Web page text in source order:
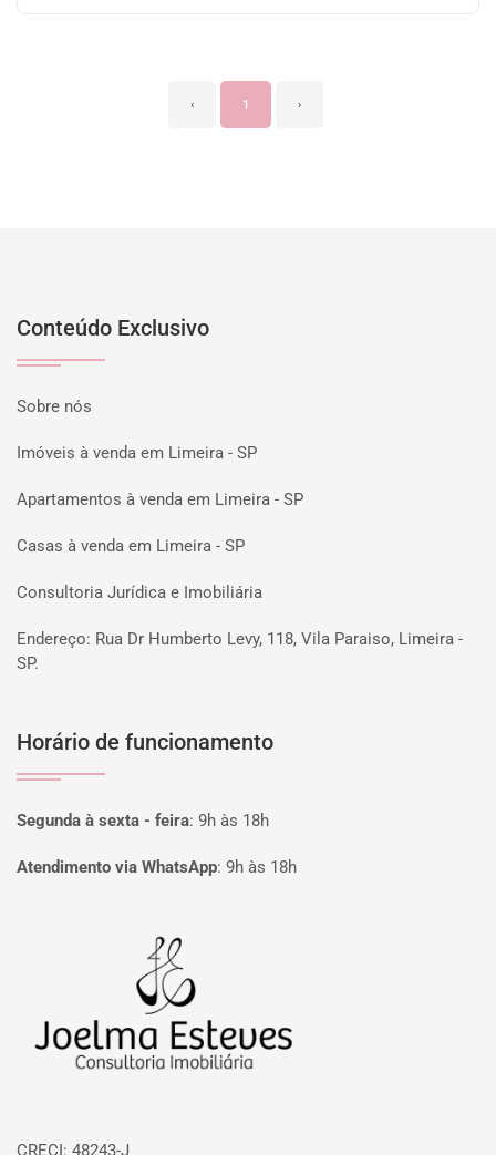
‹ 1 ›
Conteúdo Exclusivo
Sobre nós
Imóveis à venda em Limeira - SP
Apartamentos à venda em Limeira - SP
Casas à venda em Limeira - SP
Consultoria Jurídica e Imobiliária
Endereço: Rua Dr Humberto Levy, 118, Vila Paraiso, Limeira -
SP.
Horário de funcionamento
Segunda à sexta - feira: 9h às 18h
Atendimento via WhatsApp: 9h às 18h
CRECI: 48243-J